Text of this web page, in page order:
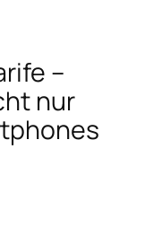
–
nur